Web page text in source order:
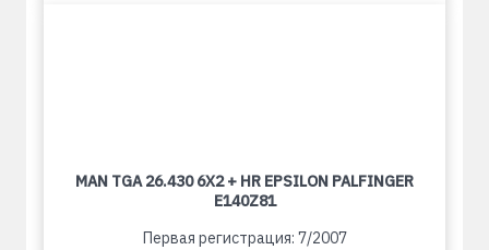
MAN TGA 26.430 6X2 + HR EPSILON PALFINGER
E140Z81
Первая регистрация: 7/2007